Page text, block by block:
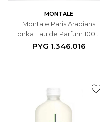
MONTALE
Montale Paris Arabians
Tonka Eau de Parfum 100ml
- Unisex
PYG 1.346.016